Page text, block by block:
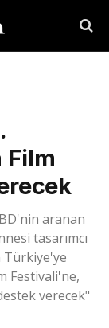
Film
aranan
tasarımcı
Türkiye'ye
Festivali'ne,
verecek"